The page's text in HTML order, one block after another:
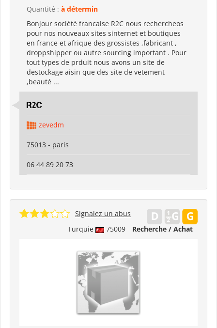
Quantité : à détermin
Bonjour société francaise R2C nous rechercheos
pour nos nouveaux sites sinternet et boutiques
en france et afrique des grossistes ,fabricant ,
droppshipper ou autre sourcing important . Pour
tout types de prduit nous avons un site de
destockage aisin que des site de vetement
,beauté ...
R2C
zevedm
75013 - paris
06 44 89 20 73
Turquie 75009 Recherche / Achat
Signalez un abus